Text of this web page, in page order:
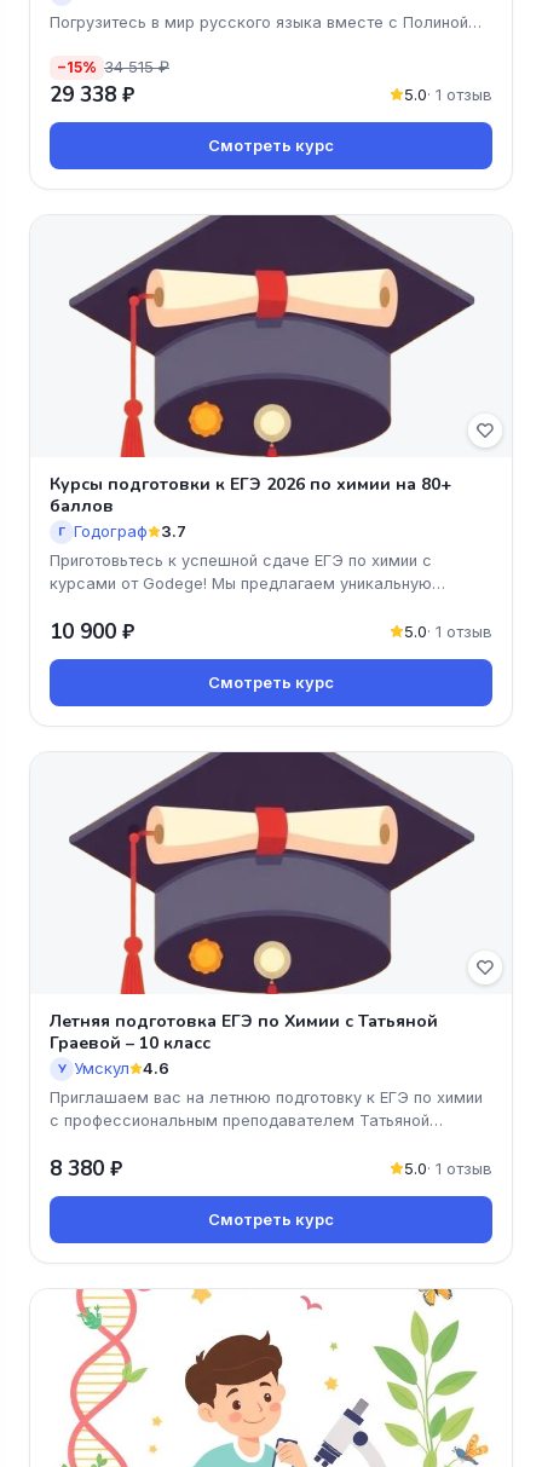
Погрузитесь в мир русского языка вместе с Полиной
−15% 34 515 ₽
29 338 ₽ 5.0· 1 отзыв
Смотреть курс
Курсы подготовки к ЕГЭ 2026 по химии на 80+
баллов
Г Годограф 3.7
Приготовьтесь к успешной сдаче ЕГЭ по химии с
курсами от Godege! Мы предлагаем уникальную
10 900 ₽ 5.0· 1 отзыв
Смотреть курс
Летняя подготовка ЕГЭ по Химии с Татьяной
Граевой – 10 класс
У Умскул 4.6
Приглашаем вас на летнюю подготовку к ЕГЭ по химии
с профессиональным преподавателем Татьяной
8 380 ₽ 5.0· 1 отзыв
Смотреть курс